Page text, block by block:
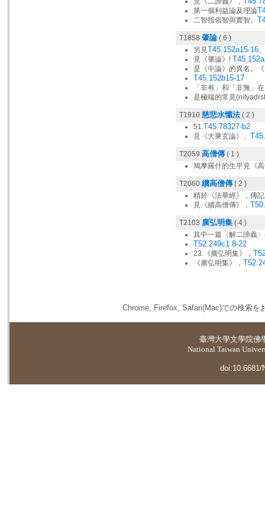
第一個利益論及理論
二智指俗智與實智。
T1858 肇論 ( 6 )
另見T45.152a15-16。
見《肇論》!
是《中論》的異名。
T45.152b15-17
「非有」和「非無」
是極端的常見
T1910 慈悲水懺法( 2 )
51.T45.78327-b2
見《大乘玄論》、
T2059 高僧傳 ( 1 )
鳩摩羅什的生平見《
T2060 續高僧傳 ( 2 )
精於《法華經》，傳
見《續高僧傳》，
T2103 廣弘明集 ( 4 )
其中一篇〈解二諦義
T52.249c1 8-22
23.《廣弘明集》，
《廣弘明集》，
Chrome, Firefox, Safari(Mac)での検索を
臺灣大學文學院佛
National Taiwan
doi:10.6681/